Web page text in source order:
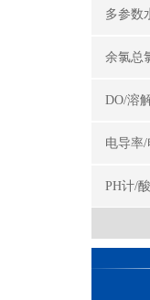
多参数
余氯总
DO/溶
电导率
PH计/